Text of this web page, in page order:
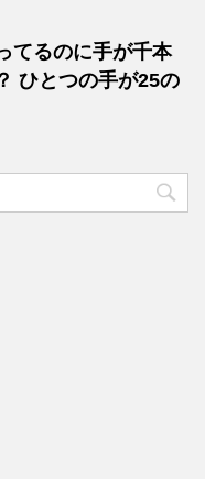
てるのに手が千本
ひとつの手が25の